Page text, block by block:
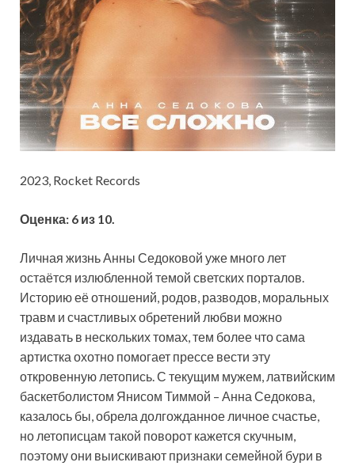
2023, Rocket Records
Оценка: 6 из 10.
Личная жизнь Анны Седоковой уже много лет
остаётся излюбленной темой светских порталов.
Историю её отношений, родов, разводов, моральных
травм и счастливых обретений любви можно
издавать в нескольких томах, тем более что сама
артистка охотно помогает прессе вести эту
откровенную летопись. С текущим мужем, латвийским
баскетболистом Янисом Тиммой – Анна Седокова,
казалось бы, обрела долгожданное личное счастье,
но летописцам такой поворот кажется скучным,
поэтому они выискивают признаки семейной бури в